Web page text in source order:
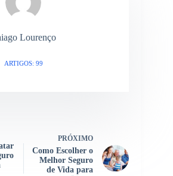
Lourenço
ARTIGOS: 99
PRÓXIMO
Como Escolher o
Melhor Seguro
de Vida para